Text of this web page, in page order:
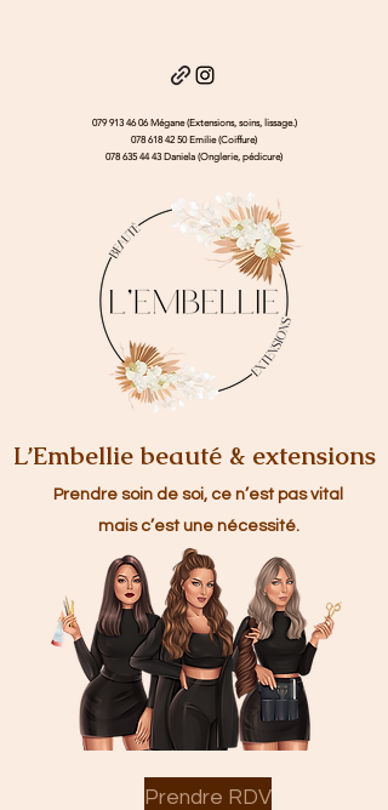
L’Embellie beauté & extensions
Prendre soin de soi, ce n’est pas vital
mais c’est une nécessité.
Prendre RDV
079 913 46 06Mégane (Extensions, soins, lissage.)
078 618 42 50Emilie (Coiffure)
078 635 44 43 Daniela (Onglerie, pédicure)